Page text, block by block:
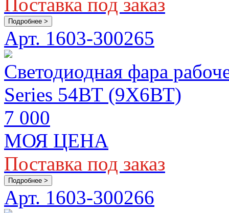
Подробнее >
Арт. 1603-300265
Светодиодная фара
Series 54ВТ (9Х6ВТ)
7 000
МОЯ ЦЕНА
Поставка под заказ
Подробнее >
Арт. 1603-300266